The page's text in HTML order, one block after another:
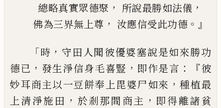
總略真實眾德聚 ， 所說最勝如法儀 ，
佛為三界無上尊 ， 汝應信受此功德 。』
「時 ， 守田人聞彼優婆塞說是如來勝功
德已 ， 發生淨信身毛喜豎 ， 即作是言 ：『彼
妙耳商主以一豆餅奉上毘婆尸如來 ，種植最
上清淨施田 ， 於剎那間商主 ， 即得離諸貧